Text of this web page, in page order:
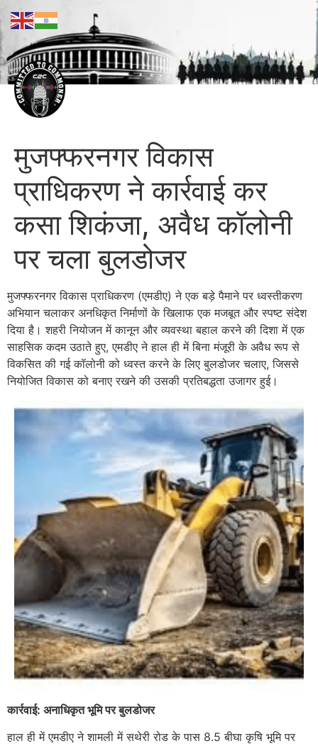
मुजफ्फरनगर विकास
प्राधिकरण ने कार्रवाई कर
कसा शिकंजा, अवैध कॉलोनी
पर चला बुलडोजर
मुजफ्फरनगर विकास प्राधिकरण (एमडीए) ने एक बड़े पैमाने पर ध्वस्तीकरण
अभियान चलाकर अनधिकृत निर्माणों के खिलाफ एक मजबूत और स्पष्ट संदेश
दिया है। शहरी नियोजन में कानून और व्यवस्था बहाल करने की दिशा में एक
साहसिक कदम उठाते हुए, एमडीए ने हाल ही में बिना मंजूरी के अवैध रूप से
विकसित की गई कॉलोनी को ध्वस्त करने के लिए बुलडोजर चलाए, जिससे
नियोजित विकास को बनाए रखने की उसकी प्रतिबद्धता उजागर हुई।
कार्रवाई: अनाधिकृत भूमि पर बुलडोजर
हाल ही में एमडीए ने शामली में सथेरी रोड के पास 8.5 बीघा कृषि भूमि पर